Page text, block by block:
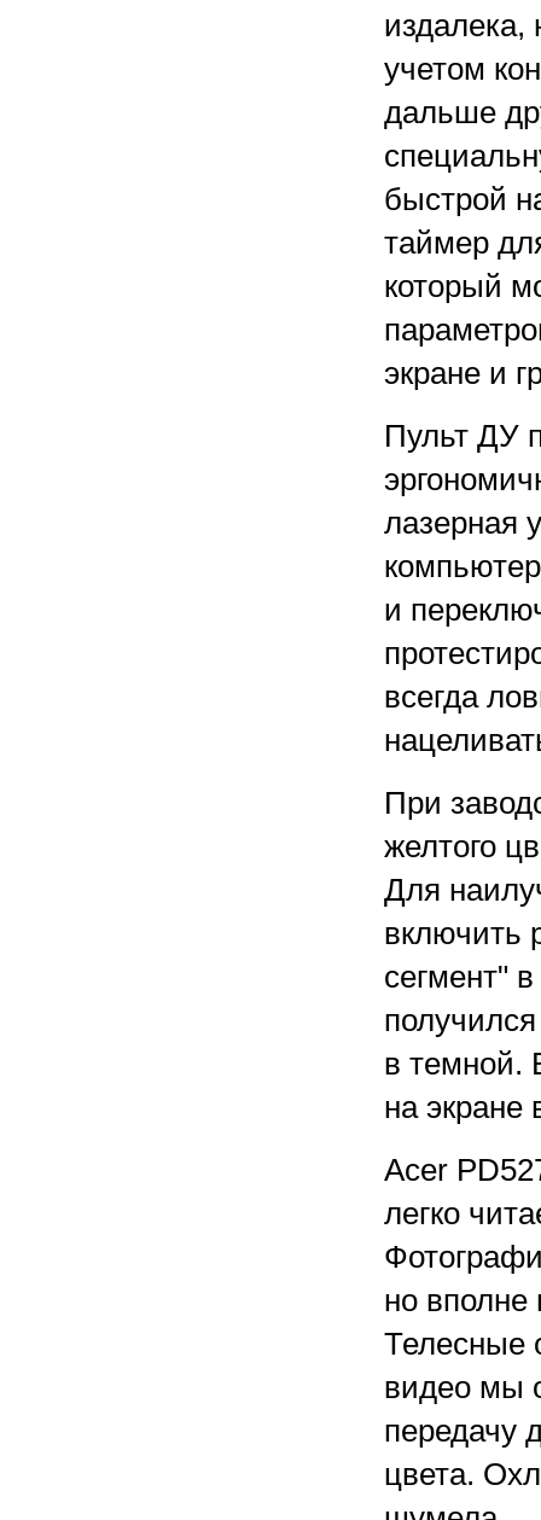
издалека,
учетом
дальше
быстрой
таймер
который
экране и
Пульт ДУ
лазерная
и
всегда
При
желтого
Для
включить
сегмент"
в темной.
на экране
Acer
легко
но
Телесные
видео мы
передачу
цвета.